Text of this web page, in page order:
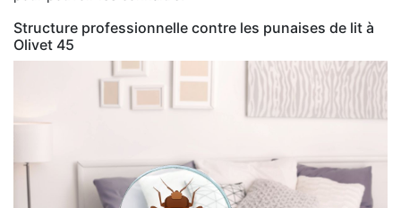
Structure professionnelle contre les punaises de lit à
Olivet 45